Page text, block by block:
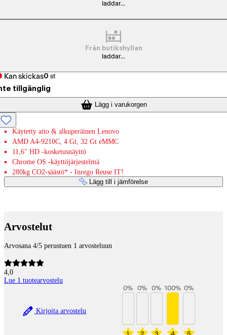
laddar...
Från butikshyllan
laddar...
Kan skickas0 st
tillgänglig
Lägg i varukorgen
Käytetty aito & alkuperäinen Lenovo
AMD A4-9210C, 4 Gt, 32 Gt eMMC
11,6" HD -kosketusnäyttö
Chrome OS -käyttöjärjestelmä
280kg CO2-säästö* - Inrego Reuse IT!
Lägg till i jämförelse
Arvostelut
Arvosana 4/5 perustuen 1 arvosteluun
4,0
Lue 1 tuotearvostelu
Kirjoita arvostelu
1
0%
2
0%
3
0%
4
100%
5
0%